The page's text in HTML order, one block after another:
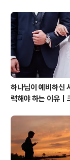
하나님이 예비하신
력해야 하는 이유｜